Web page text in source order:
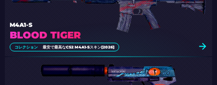
BLOOD TIGER
M4A1-S
コレクション 最安で最高なCS2 M4A1-Sスキン[2026]